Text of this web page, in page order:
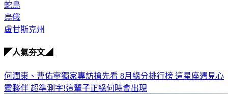
蛇島
烏俄
盧甘斯克州
◤人氣夯文◢
何潤東、曹佑寧獨家專訪搶先看 8月緣分排行榜 這星座遇見心
靈夥伴 超準測字!這輩子正緣何時會出現